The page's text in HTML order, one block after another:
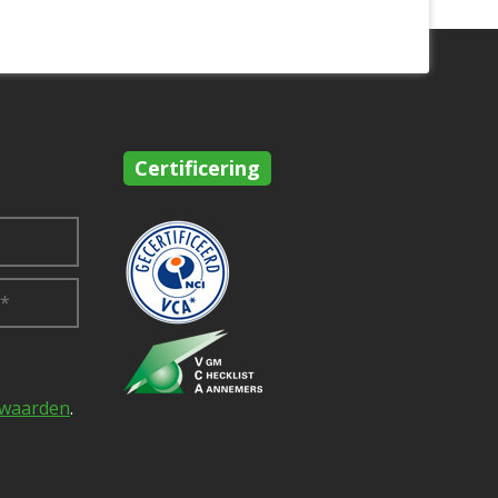
.
Certificering